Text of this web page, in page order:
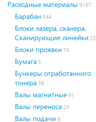
Расходные материалы 9137
Барабан 544
Блоки лазера, сканера,
Сканирующие линейки 22
Блоки проявки 74
Бумага 5
Бункеры отработанного
тонера 59
Валы магнитные 91
Валы переноса 23
Валы подачи 8